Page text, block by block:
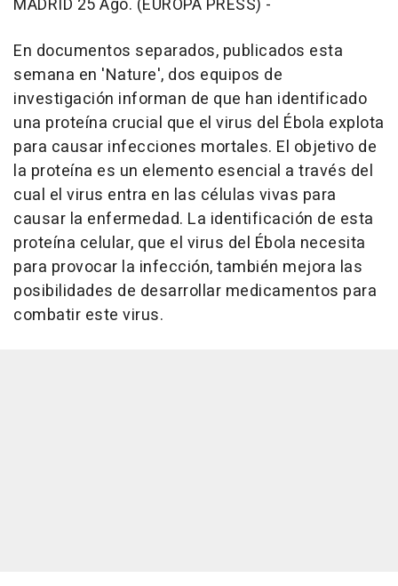
En documentos separados, publicados esta
semana en 'Nature', dos equipos de
investigación informan de que han identificado
una proteína crucial que el virus del Ébola explota
para causar infecciones mortales. El objetivo de
la proteína es un elemento esencial a través del
cual el virus entra en las células vivas para
causar la enfermedad. La identificación de esta
proteína celular, que el virus del Ébola necesita
para provocar la infección, también mejora las
posibilidades de desarrollar medicamentos para
combatir este virus.